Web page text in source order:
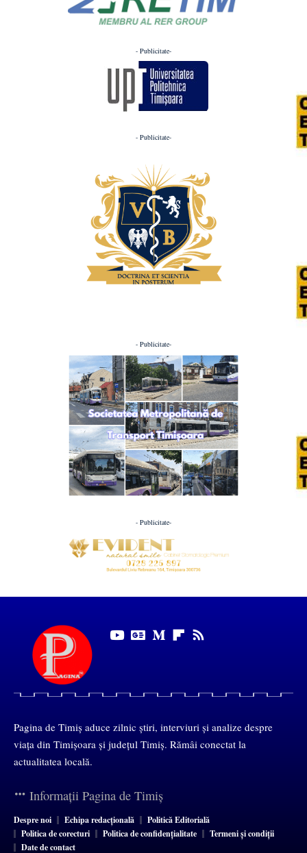
- Publicitate-
- Publicitate-
- Publicitate-
- Publicitate-
Pagina de Timiș aduce zilnic știri, interviuri și analize despre
viața din Timișoara și județul Timiș. Rămâi conectat la
actualitatea locală.
Informații Pagina de Timiș
Despre noi Echipa redacțională
Politică Editorială
Politica de corecturi
Politica de confidențialitate
Termeni și condiții
Date de contact